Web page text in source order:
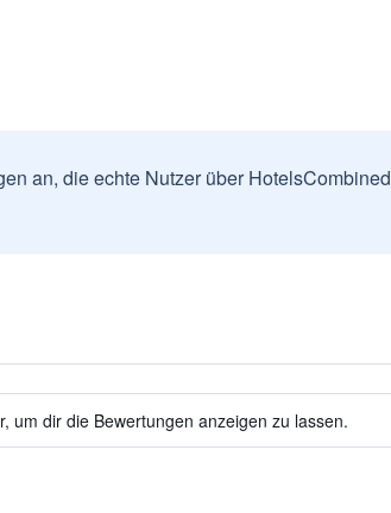
an, die echte Nutzer über HotelsCombined
um dir die Bewertungen anzeigen zu lassen.